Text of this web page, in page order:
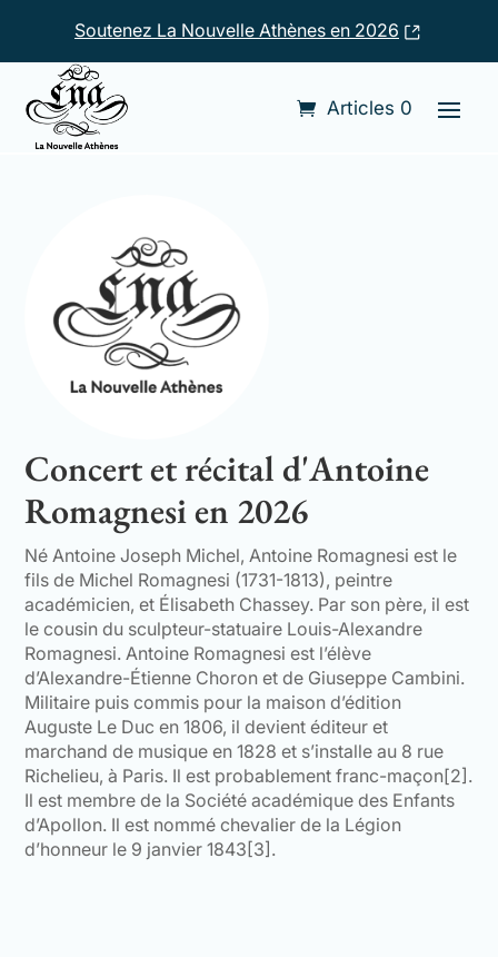
Soutenez La Nouvelle Athènes en 2026
Articles 0
Accueil
Concert et récital d'Antoine
Romagnesi en 2026
Né Antoine Joseph Michel, Antoine Romagnesi est le
fils de Michel Romagnesi (1731-1813), peintre
académicien, et Élisabeth Chassey. Par son père, il est
le cousin du sculpteur-statuaire Louis-Alexandre
Romagnesi. Antoine Romagnesi est l’élève
d’Alexandre-Étienne Choron et de Giuseppe Cambini.
Militaire puis commis pour la maison d’édition
Auguste Le Duc en 1806, il devient éditeur et
marchand de musique en 1828 et s’installe au 8 rue
Richelieu, à Paris. Il est probablement franc-maçon[2].
Il est membre de la Société académique des Enfants
d’Apollon. Il est nommé chevalier de la Légion
d’honneur le 9 janvier 1843[3].